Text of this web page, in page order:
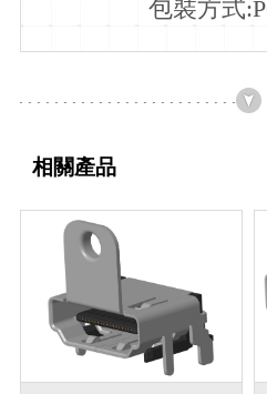
包裝方式
相關產品